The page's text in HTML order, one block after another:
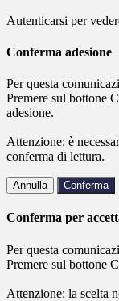
Autenticarsi per
Conferma adesione
Per questa
Premere sul bottone
adesione.
Attenzione: è
conferma di lettura.
Annulla Conferma
Conferma per
Per questa
Premere sul bottone
Attenzione: la scelta